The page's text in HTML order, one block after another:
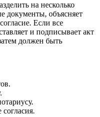
на несколько
документы, объясняет
Если все
и подписывает акт
должен быть